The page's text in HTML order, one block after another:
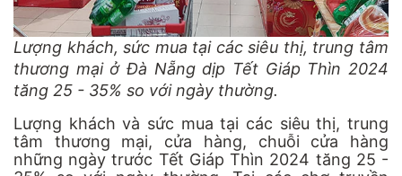
Lượng khách, sức mua tại các siêu thị, trung tâm
thương mại ở Đà Nẵng dịp Tết Giáp Thìn 2024
tăng 25 - 35% so với ngày thường.
Lượng khách và sức mua tại các siêu thị, trung
tâm thương mại, cửa hàng, chuỗi cửa hàng
những ngày trước Tết Giáp Thìn 2024 tăng 25 -